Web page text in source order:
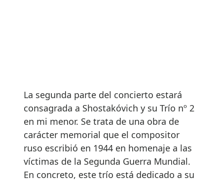
La segunda parte del concierto estará
consagrada a Shostakóvich y su Trío nº 2
en mi menor. Se trata de una obra de
carácter memorial que el compositor
ruso escribió en 1944 en homenaje a las
víctimas de la Segunda Guerra Mundial.
En concreto, este trío está dedicado a su